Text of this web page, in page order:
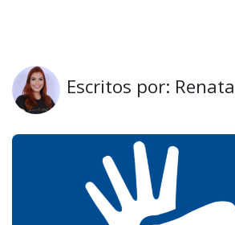
Escritos por: